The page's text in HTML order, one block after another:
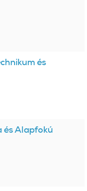
és
és Alapfokú